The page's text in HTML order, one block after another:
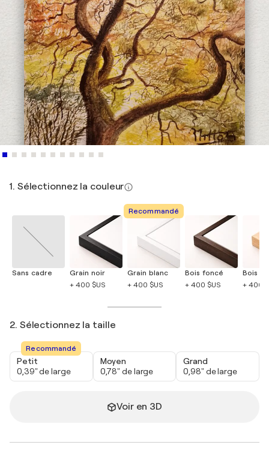
1. Sélectionnez la couleur
Sans cadre
Grain noir
+ 400 $US
Recommandé
Grain blanc
+ 400 $US
Bois foncé
+ 400 $US
Bois
+ 400
2. Sélectionnez la taille
Recommandé
Petit
0,39" de large
Moyen
0,78" de large
Grand
0,98" de large
Voir en 3D